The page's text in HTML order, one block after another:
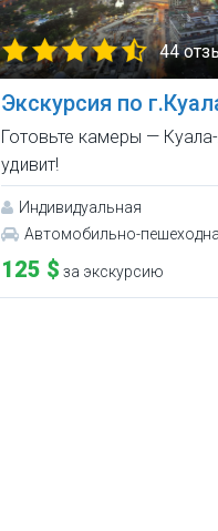
44
Экскурсия по
Готовьте камеры —
удивит!
Индивидуальная
Автомобильно-
125 $ за экскурсию